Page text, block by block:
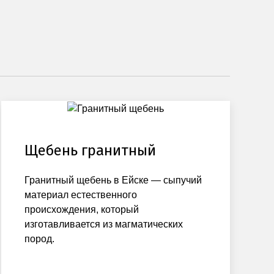
Щебень гранитный
Гранитный щебень в Ейске — сыпучий
материал естественного
происхождения, который
изготавливается из магматических
пород.